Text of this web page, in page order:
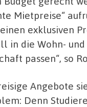
Mietpreise“
exklusiven
in die Wohn- und
passen“, so
Angebote
Denn